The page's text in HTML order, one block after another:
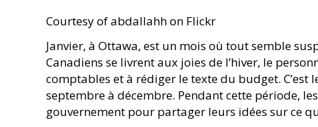
Courtesy of abdallahh on Flickr
Janvier, à Ottawa, est un mois où tout semble
Canadiens se livrent aux joies de l’hiver, le
comptables et à rédiger le texte du budget.
septembre à décembre. Pendant cette période,
gouvernement pour partager leurs idées sur ce